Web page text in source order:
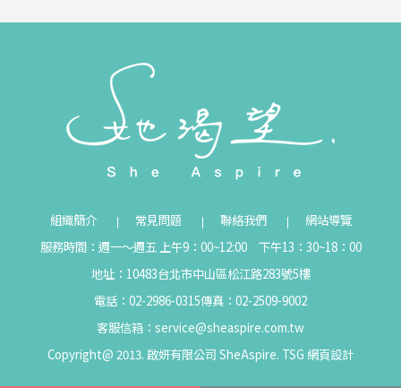
組織簡介 常見問題 聯絡我們
網站導覽
服務時間：週一～週五 上午9：00~12:00 下午13：30~18：00
地址：10483台北市中山區松江路283號5樓
電話：02-2986-0315傳真：02-2509-9002
客服信箱： service@sheaspire.com.tw
Copyright@ 2013. 啟妍有限公司 SheAspire. TSG 網頁設計